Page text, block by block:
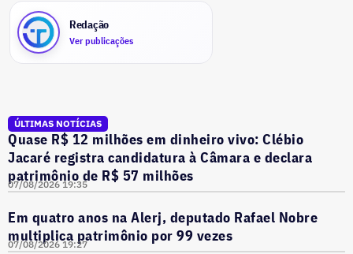
Redação
Ver publicações
ÚLTIMAS NOTÍCIAS
Quase R$ 12 milhões em dinheiro vivo: Clébio
Jacaré registra candidatura à Câmara e declara
patrimônio de R$ 57 milhões
07/08/2026 19:35
Em quatro anos na Alerj, deputado Rafael Nobre
multiplica patrimônio por 99 vezes
07/08/2026 19:27